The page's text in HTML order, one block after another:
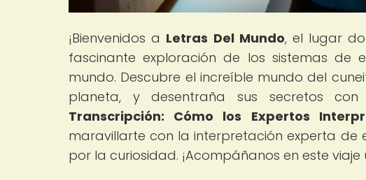
¡Bienvenidos a Letras Del Mundo, el lugar
fascinante exploración de los sistemas de
mundo. Descubre el increíble mundo del
planeta, y desentraña sus secretos
Transcripción: Cómo los Expertos
maravillarte con la interpretación experta
por la curiosidad. ¡Acompáñanos en este